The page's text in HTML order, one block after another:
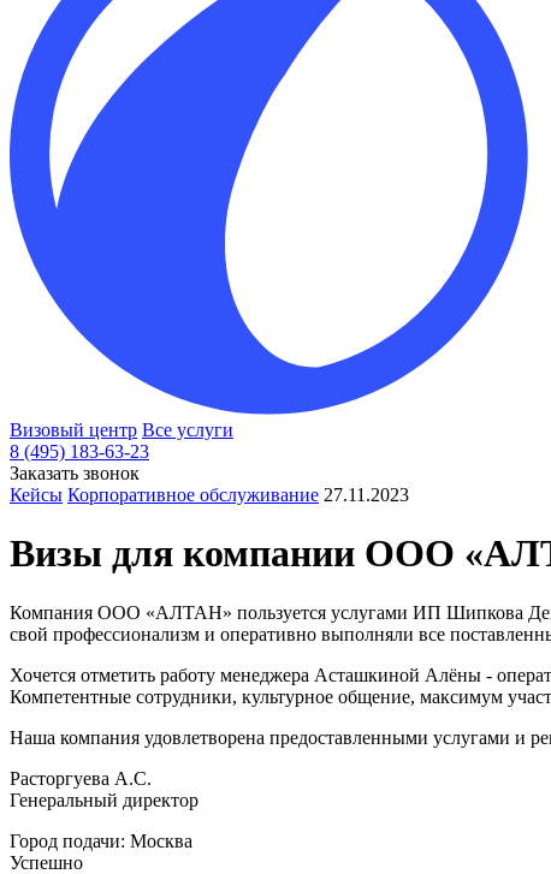
Визовый центр Все услуги
8 (495) 183-63-23
Заказать звонок
Кейсы Корпоративное обслуживание 27.11.2023
Визы для компании OOO
Компания ООО «АЛТАН» пользуется услугами ИП Шипкова
свой профессионализм и оперативно выполняли все
Хочется отметить работу менеджера Асташкиной Алёны -
Компетентные сотрудники, культурное общение, максимум
Наша компания удовлетворена предоставленными услугами и
Расторгуева А.С.
Генеральный директор
Город подачи: Москва
Успешно